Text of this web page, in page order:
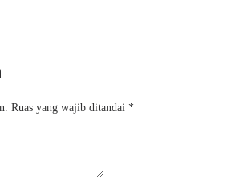
Ruas yang wajib ditandai *